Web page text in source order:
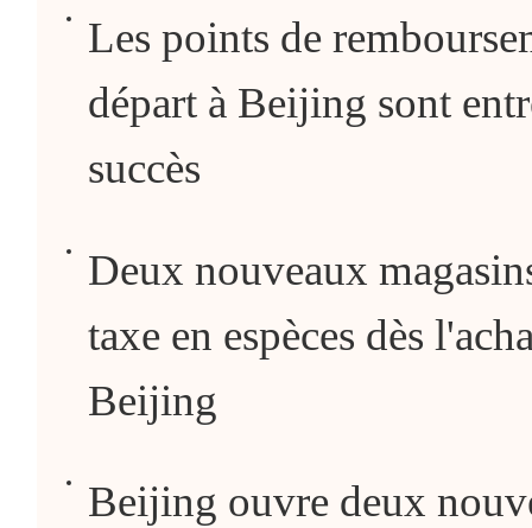
Les points de
départ à Beijing sont
succès
Deux nouveaux
taxe en espèces dès
Beijing
Beijing ouvre deux